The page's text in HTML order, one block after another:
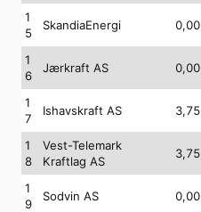
1
5
SkandiaEnergi 0,00
1
6
Jærkraft AS 0,00
1
7
Ishavskraft AS 3,75
1
8
Vest-Telemark
Kraftlag AS
3,75
1
9
Sodvin AS 0,00